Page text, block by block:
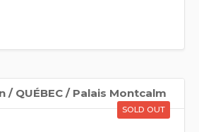
/ QUÉBEC / Palais Montcalm
SOLD OUT